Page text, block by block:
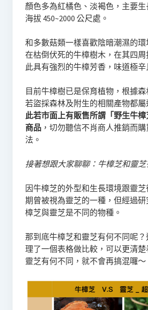
顏色多為紅橘色、淡褐色，主要
海拔 450~2000 公尺處。
和多數菇類一樣喜歡陰暗潮濕的
在枯倒伏死的牛樟樹木，在其四周
此具有強烈的牛樟芳香，味道極辛
目前牛樟樹已是保育植物，根據森
若盜採森林及附生的相關產物都屬
此若市面上有販售所謂「野生牛
商品，切勿聽信不肖商人推銷而
法。
接著想跟大家聊聊：牛樟芝和靈
因牛樟芝的外型和生長環境跟靈
期曾被視為靈芝的一種，但經過
樟芝與靈芝是不同的物種。
那到底牛樟芝和靈芝有何不同呢
理了一個表格做比較，可以更清
靈芝有何不同，就不會再搞混囉～